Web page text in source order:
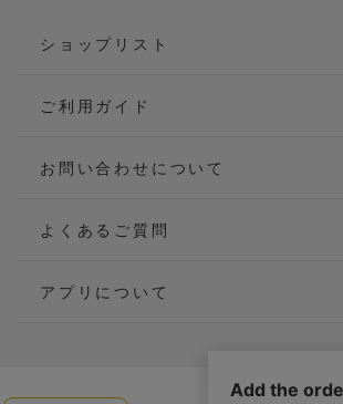
ショップリスト
ご利用ガイド
お問い合わせについて
よくあるご質問
アプリについて